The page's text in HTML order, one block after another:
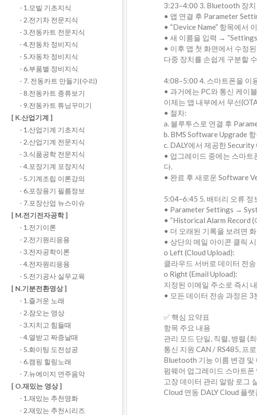
3:23–4:00 3. Bluetooth 장치
• 앱 연결 후 Parameter
• “Device Name” 항목에서
• 새 이름을 입력 →
• 이후 앱 첫 화면에서 수정
다중 장치를 손쉽게 구분할
4:08–5:00 4. 스마트폰을 이
• 과거에는 PC와 통신 케이
이제는 앱 내부에서 무선
• 절차:
a. 블루투스로 연결 후
b. BMS Software Upgrade
c. DALY에서 제공한 Security
• 업그레이드 중에는 스마트
다.
• 완료 후 새로운 Software
5:04–6:45 5. 배터리 오류 정
• Parameter Settings →
• “Historical Alarm Record (
• 더 오래된 기록을 보려면
• 상단의 메일 아이콘 클릭
o Left (Cloud Upload):
클라우드 서버로 데이터 전
o Right (Email Upload):
지정된 이메일 주소로 즉시
• 모든 데이터 전송 과정은
✅ 핵심 요약표
항목 주요 내용
관리 모드 단일, 직렬, 병렬 (
통신 지원 CAN / RS485, 프
Bluetooth 기능 이름 변경 및
펌웨어 업그레이드 스마트폰
고장 데이터 관리 알람 로그
Cloud 연동 DALY Cloud 플
- 1.모빌 기초지식
- 2.전기차 전문지식
- 3.전동카트 전문지식
- 4.전동차 정비지식
- 5.자동차 정비지식
- 6.부품별 정비지식
- 7. 전동카트 만들기(수리)
- 8.전동카트 종류보기
- 9.전동카트 튜닝꾸미기
[ K.산업기계 ]
- 1.산업기계 기초지식
- 2.산업기계 전문지식
- 3.식품공학 전문지식
- 4.포장기계 포장지식
- 5.기계조립 이론강의
- 6.포장용기 필름정보
- 7.포장산업 뉴스이슈
[ M.전기전자공학 ]
- 1.전기이론
- 2.전기원리응용
- 3.전자공학이론
- 4.전자원리응용
- 5.전기공사 실무교육
[ N.기분전환영상 ]
- 1.즐거운 노래
- 2.잠오는 영상
- 3.지치고 힘들때
- 4.열받고 짜증날때
- 5.화이팅 도전성공
- 6.캠핑 힐링노래
- 7.뉴에이지 연주음악
[ O.재밌는 영상 ]
- 1.재밌는 추천영화
- 2.재밌는 추천시리즈